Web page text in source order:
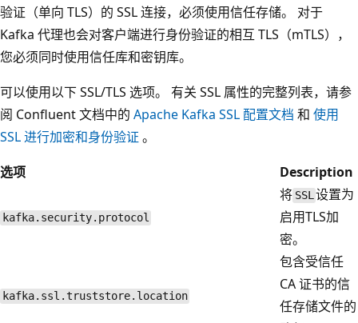
验证（单向 TLS）的 SSL 连接，必须使用信任存储。 对于
Kafka 代理也会对客户端进行身份验证的相互 TLS（mTLS），
您必须同时使用信任库和密钥库。
可以使用以下 SSL/TLS 选项。 有关 SSL 属性的完整列表，请参
阅 Confluent 文档中的 Apache Kafka SSL 配置文档 和 使用
SSL 进行加密和身份验证 。
选项
Description
kafka.security.protocol
将 SSL设置为
启用TLS加
密。
kafka.ssl.truststore.location
包含受信任
CA 证书的信
任存储文件的